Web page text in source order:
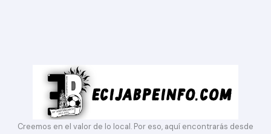
Creemos en el valor de lo local. Por eso, aquí encontrarás desde